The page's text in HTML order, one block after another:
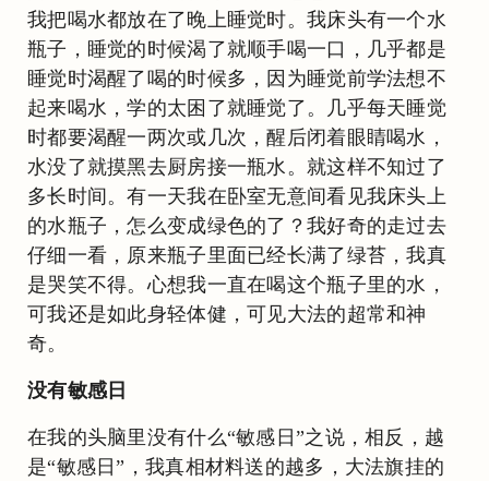
我把喝水都放在了晚上睡觉时。我床头有一个水
瓶子，睡觉的时候渴了就顺手喝一口，几乎都是
睡觉时渴醒了喝的时候多，因为睡觉前学法想不
起来喝水，学的太困了就睡觉了。几乎每天睡觉
时都要渴醒一两次或几次，醒后闭着眼睛喝水，
水没了就摸黑去厨房接一瓶水。就这样不知过了
多长时间。有一天我在卧室无意间看见我床头上
的水瓶子，怎么变成绿色的了？我好奇的走过去
仔细一看，原来瓶子里面已经长满了绿苔，我真
是哭笑不得。心想我一直在喝这个瓶子里的水，
可我还是如此身轻体健，可见大法的超常和神
奇。
没有敏感日
在我的头脑里没有什么“敏感日”之说，相反，越
是“敏感日”，我真相材料送的越多，大法旗挂的